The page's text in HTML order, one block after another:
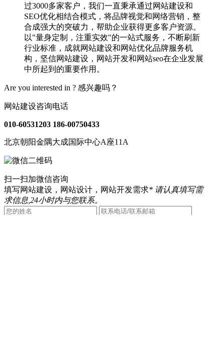
过3000多家客户，我们一直秉承通过网站建设和
SEO优化相结合模式，将品牌视觉和网络营销，整
合成强大的突破力，帮助企业获得更多客户资源。
以"量身定制，注重实效"的一站式服务，不断刷新
行业标准，成就网站建设和网站优化品牌服务机
构，坚信网站建设，网站开发和网站seo在企业发展
中所起到的重要作用。
Are you interested in ? 感兴趣吗？
网站建设咨询电话
010-60531203 186-00750433
北京朝阳金隅大成国际中心A座11A
扫一扫加微信咨询
填写网站建设，网站设计，网站开发需求* 请认真填写需
求信息,24小时内与您联系。